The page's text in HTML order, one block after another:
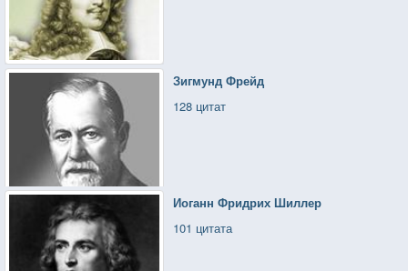
Зигмунд Фрейд
128 цитат
Иоганн Фридрих Шиллер
101 цитата